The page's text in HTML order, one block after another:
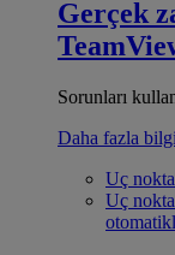
Gerçek
Sorunları
Daha fazla
Uç
Uç